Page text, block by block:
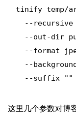
tinify temp/
--recursive
--out-dir
--format
--
这里几个参数对博